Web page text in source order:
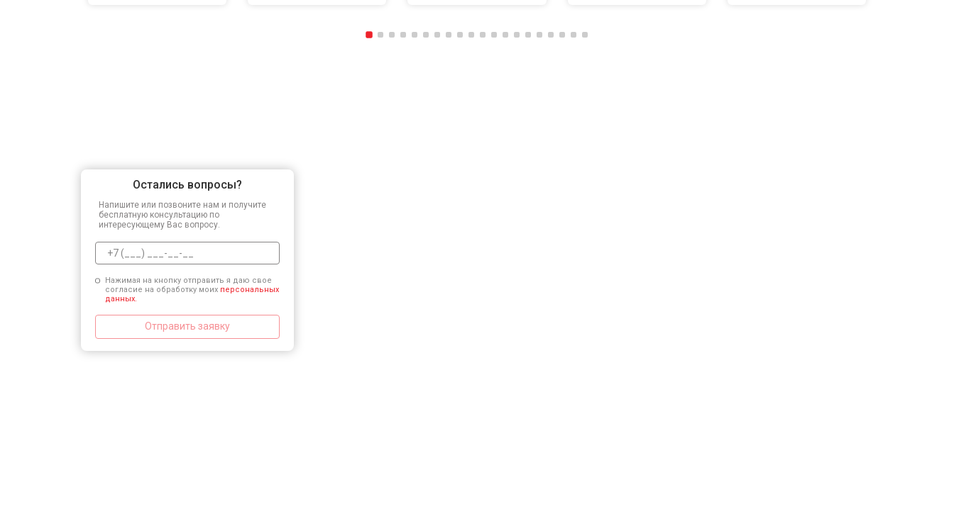
Остались вопросы?
Напишите или позвоните нам и получите
бесплатную консультацию по
интересующему Вас вопросу.
Нажимая на кнопку отправить я даю свое
согласие на обработку моих персональных
данных.
Отправить заявку